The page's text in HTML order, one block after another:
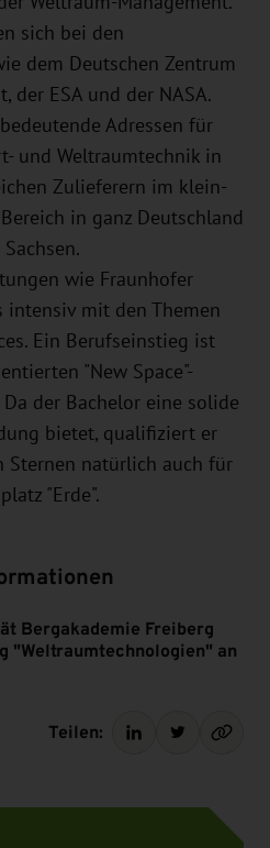
sich bei den
dem Deutschen Zentrum
der ESA und der NASA.
Adressen für
und Weltraumtechnik in
Zulieferern im klein-
in ganz Deutschland
wie Fraunhofer
intensiv mit den Themen
Ein Berufseinstieg ist
"New Space"-
der Bachelor eine solide
bietet, qualifiziert er
Sternen natürlich auch für
"Erde".
Bergakademie Freiberg
"Weltraumtechnologien" an
Teilen: